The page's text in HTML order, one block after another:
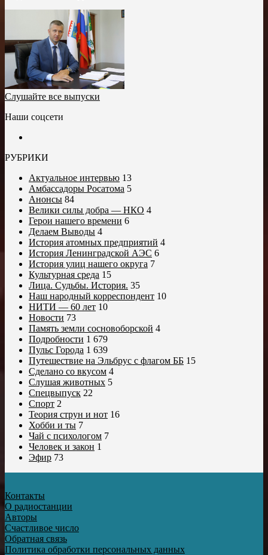
Слушайте все выпуски
Наши соцсети
РУБРИКИ
Актуальное интервью 13
Амбассадоры Росатома 5
Анонсы 84
Велики силы добра — НКО 4
Герои нашего времени 6
Делаем Выводы 4
История атомных предприятий 4
История Ленинградской АЭС 6
История улиц нашего округа 7
Культурная среда 15
Лица. Судьбы. История. 35
Наш народный корреспондент 10
НИТИ — 60 лет 10
Новости 73
Память земли сосновоборской 4
Подробности 1 679
Пульс Города 1 639
Путешествие на Эльбрус с флагом ББ 15
Сделано со вкусом 4
Слушая животных 5
Спецвыпуск 22
Спорт 2
Теория струн и нот 16
Хобби и ты 7
Чай с психологом 7
Человек и закон 1
Эфир 73
Контакты
О радиостанции
Авторы
Счастливое число
Обратная связь
Политика обработки персональных данных